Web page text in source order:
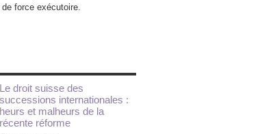
force exécutoire.
Le droit suisse des
successions internationales :
heurs et malheurs de la
récente réforme